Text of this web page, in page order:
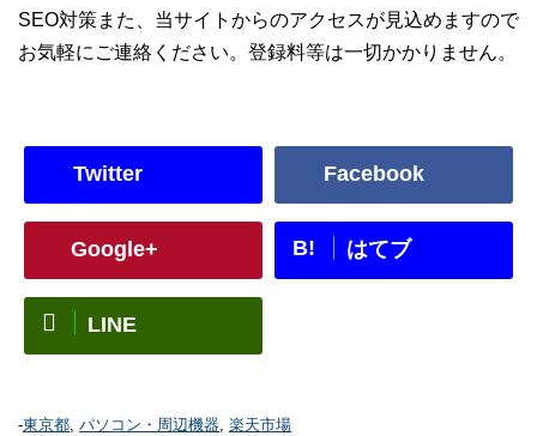
SEO対策また、当サイトからのアクセスが見込めますので
お気軽にご連絡ください。登録料等は一切かかりません。
Twitter Facebook
Google+ B! はてブ
LINE
-東京都, パソコン・周辺機器, 楽天市場